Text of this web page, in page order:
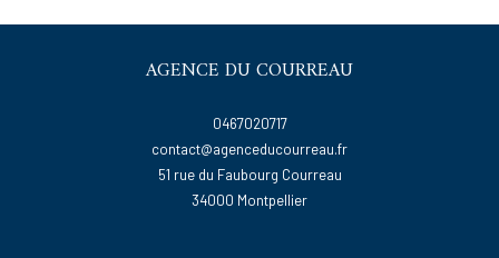
AGENCE DU COURREAU
0467020717
contact@agenceducourreau.fr
51 rue du Faubourg Courreau
34000
montpellier